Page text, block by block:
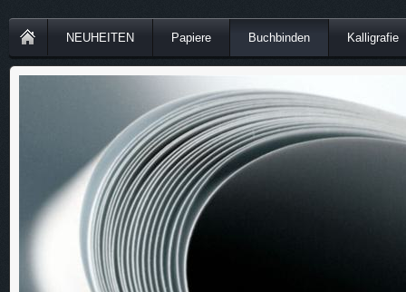
NEUHEITEN Papiere Buchbinden Kalligrafie